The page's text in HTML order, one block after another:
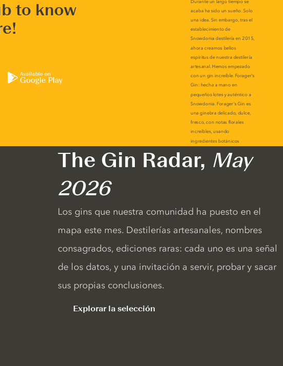
to know
Available on
Google Play
The Gin Radar, May
2026
Los gins que nuestra comunidad ha puesto en el
mapa este mes. Destilerías artesanales, nombres
consagrados, ediciones raras: cada uno es una señal
de los datos, y una invitación a servir, probar y sacar
sus propias conclusiones.
Explorar la selección